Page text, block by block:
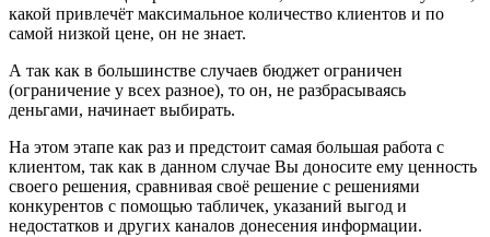
какой привлечёт максимальное количество клиентов и по
самой низкой цене, он не знает.
А так как в большинстве случаев бюджет ограничен
(ограничение у всех разное), то он, не разбрасываясь
деньгами, начинает выбирать.
На этом этапе как раз и предстоит самая большая работа с
клиентом, так как в данном случае Вы доносите ему ценность
своего решения, сравнивая своё решение с решениями
конкурентов с помощью табличек, указаний выгод и
недостатков и других каналов донесения информации.